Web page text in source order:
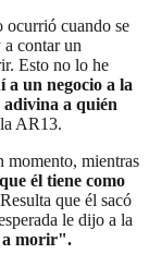
ocurrió cuando se
contar un
Esto no lo he
un negocio a la
adivina a quién
AR13.
momento, mientras
él tiene como
que él sacó
le dijo a la
a morir".